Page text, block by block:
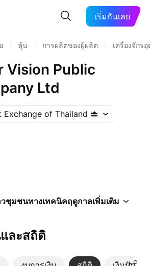
เริ่มกันเลย
หุ้น การผลิตของผู้ผลิต เครื่องจักรอุ
Vision Public
Ltd
Exchange of Thailand
ชุมชนทางเทคนิคฤดูกาลเพิ่มเติม
ละสถิติ